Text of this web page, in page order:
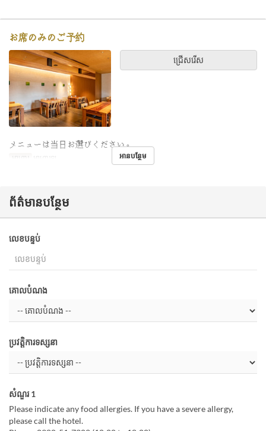
お席のみのご予約
ជ្រើសរើស
メニューは当日お選びください。
អាហារ អាហារឡ អានបន្ថែម
ព័ត៌មានបន្ថែម
លេខបន្ទប់
គោលបំណង
ប្រវត្តិការទស្សនា
សំណួរ 1
Please indicate any food allergies. If you have a severe allergy,
please call the hotel.